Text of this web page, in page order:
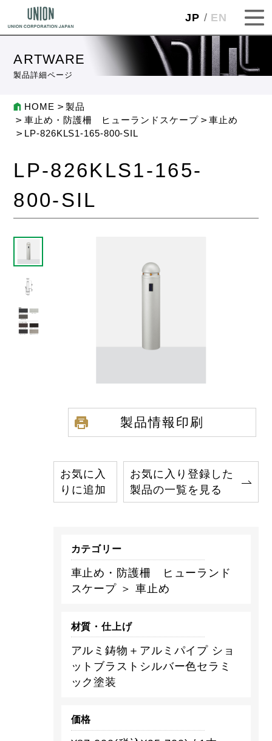
JP EN
ARTWARE
製品詳細ページ
HOME
製品
車止め・防護柵 ヒューランドスケープ
車止め
LP-826KLS1-165-800-SIL
LP-826KLS1-165-
800-SIL
製品情報印刷
お気に入
りに追加
お気に入り登録した
製品の一覧を見る
カテゴリー
車止め・防護柵 ヒューランド
スケープ ＞ 車止め
材質・仕上げ
アルミ鋳物＋アルミパイプ ショ
ットブラストシルバー色セラミ
ック塗装
価格